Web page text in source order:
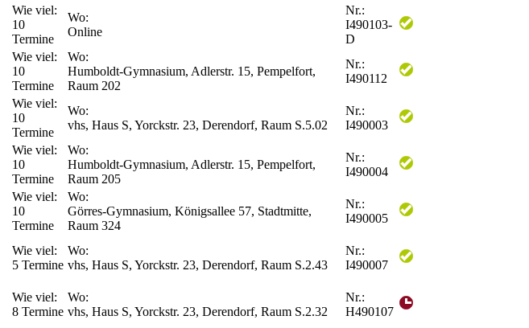
Wie viel:
10
Termine
Wo:
Online
Nr.:
I490103-
D
Wie viel:
10
Termine
Wo:
Humboldt-Gymnasium, Adlerstr. 15, Pempelfort,
Raum 202
Nr.:
I490112
Wie viel:
10
Termine
Wo:
vhs, Haus S, Yorckstr. 23, Derendorf, Raum S.5.02
Nr.:
I490003
Wie viel:
10
Termine
Wo:
Humboldt-Gymnasium, Adlerstr. 15, Pempelfort,
Raum 205
Nr.:
I490004
Wie viel:
10
Termine
Wo:
Görres-Gymnasium, Königsallee 57, Stadtmitte,
Raum 324
Nr.:
I490005
Wie viel:
5 Termine
Wo:
vhs, Haus S, Yorckstr. 23, Derendorf, Raum S.2.43
Nr.:
I490007
Wie viel:
8 Termine
Wo:
vhs, Haus S, Yorckstr. 23, Derendorf, Raum S.2.32
Nr.:
H490107